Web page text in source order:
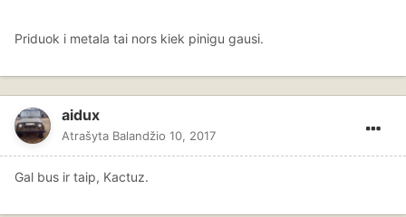
Priduok i metala tai nors kiek pinigu gausi.
aidux
Atrašyta Balandžio 10, 2017
Gal bus ir taip, Kactuz.